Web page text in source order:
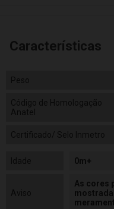
Características
Peso
Código de Homologação
Anatel
Certificado/ Selo Inmetro
Idade 0m+
Aviso
As cores